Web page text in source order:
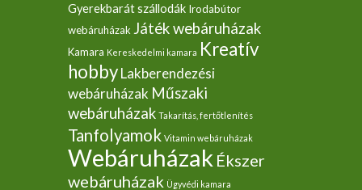
Gyerekbarát szállodák Irodabútor
webáruházak Játék webáruházak
Kamara Kereskedelmi kamara Kreatív
hobbyLakberendezési
webáruházak Műszaki
webáruházak Takarítás, fertőtlenítés
Tanfolyamok Vitamin webáruházak
Webáruházak Ékszer
webáruházak Ügyvédi kamara